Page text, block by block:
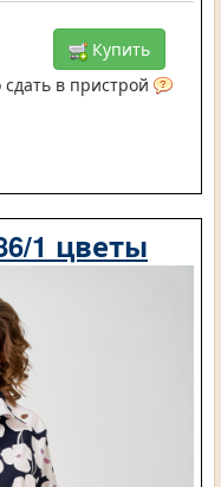
Купить
в пристрой
1 цветы